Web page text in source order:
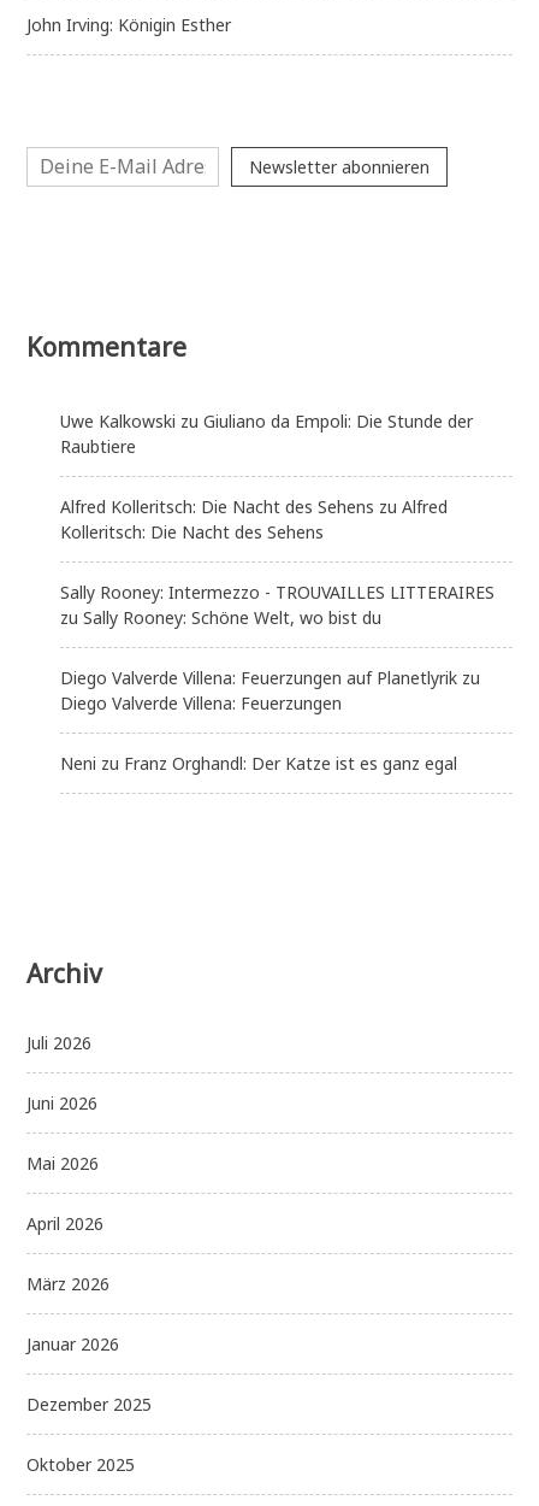
John Irving: Königin Esther
Newsletter abonnieren
Kommentare
Uwe Kalkowski zuGiuliano da Empoli: Die Stunde der
Raubtiere
Alfred Kolleritsch: Die Nacht des Sehens zuAlfred
Kolleritsch: Die Nacht des Sehens
Sally Rooney: Intermezzo - TROUVAILLES LITTERAIRES
zuSally Rooney: Schöne Welt, wo bist du
Diego Valverde Villena: Feuerzungen auf Planetlyrik zu
Diego Valverde Villena: Feuerzungen
Neni zu Franz Orghandl: Der Katze ist es ganz egal
Archiv
Juli 2026
Juni 2026
Mai 2026
April 2026
März 2026
Januar 2026
Dezember 2025
Oktober 2025